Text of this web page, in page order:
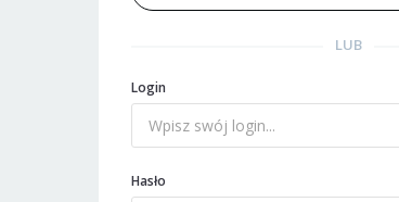
LUB
Login
Hasło